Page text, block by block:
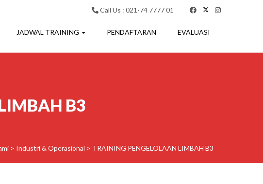
Call Us : 021-74 7777 01
JADWAL TRAINING PENDAFTARAN EVALUASI
B3
> Industri & Operasional > TRAINING PENGELOLAAN LIMBAH B3